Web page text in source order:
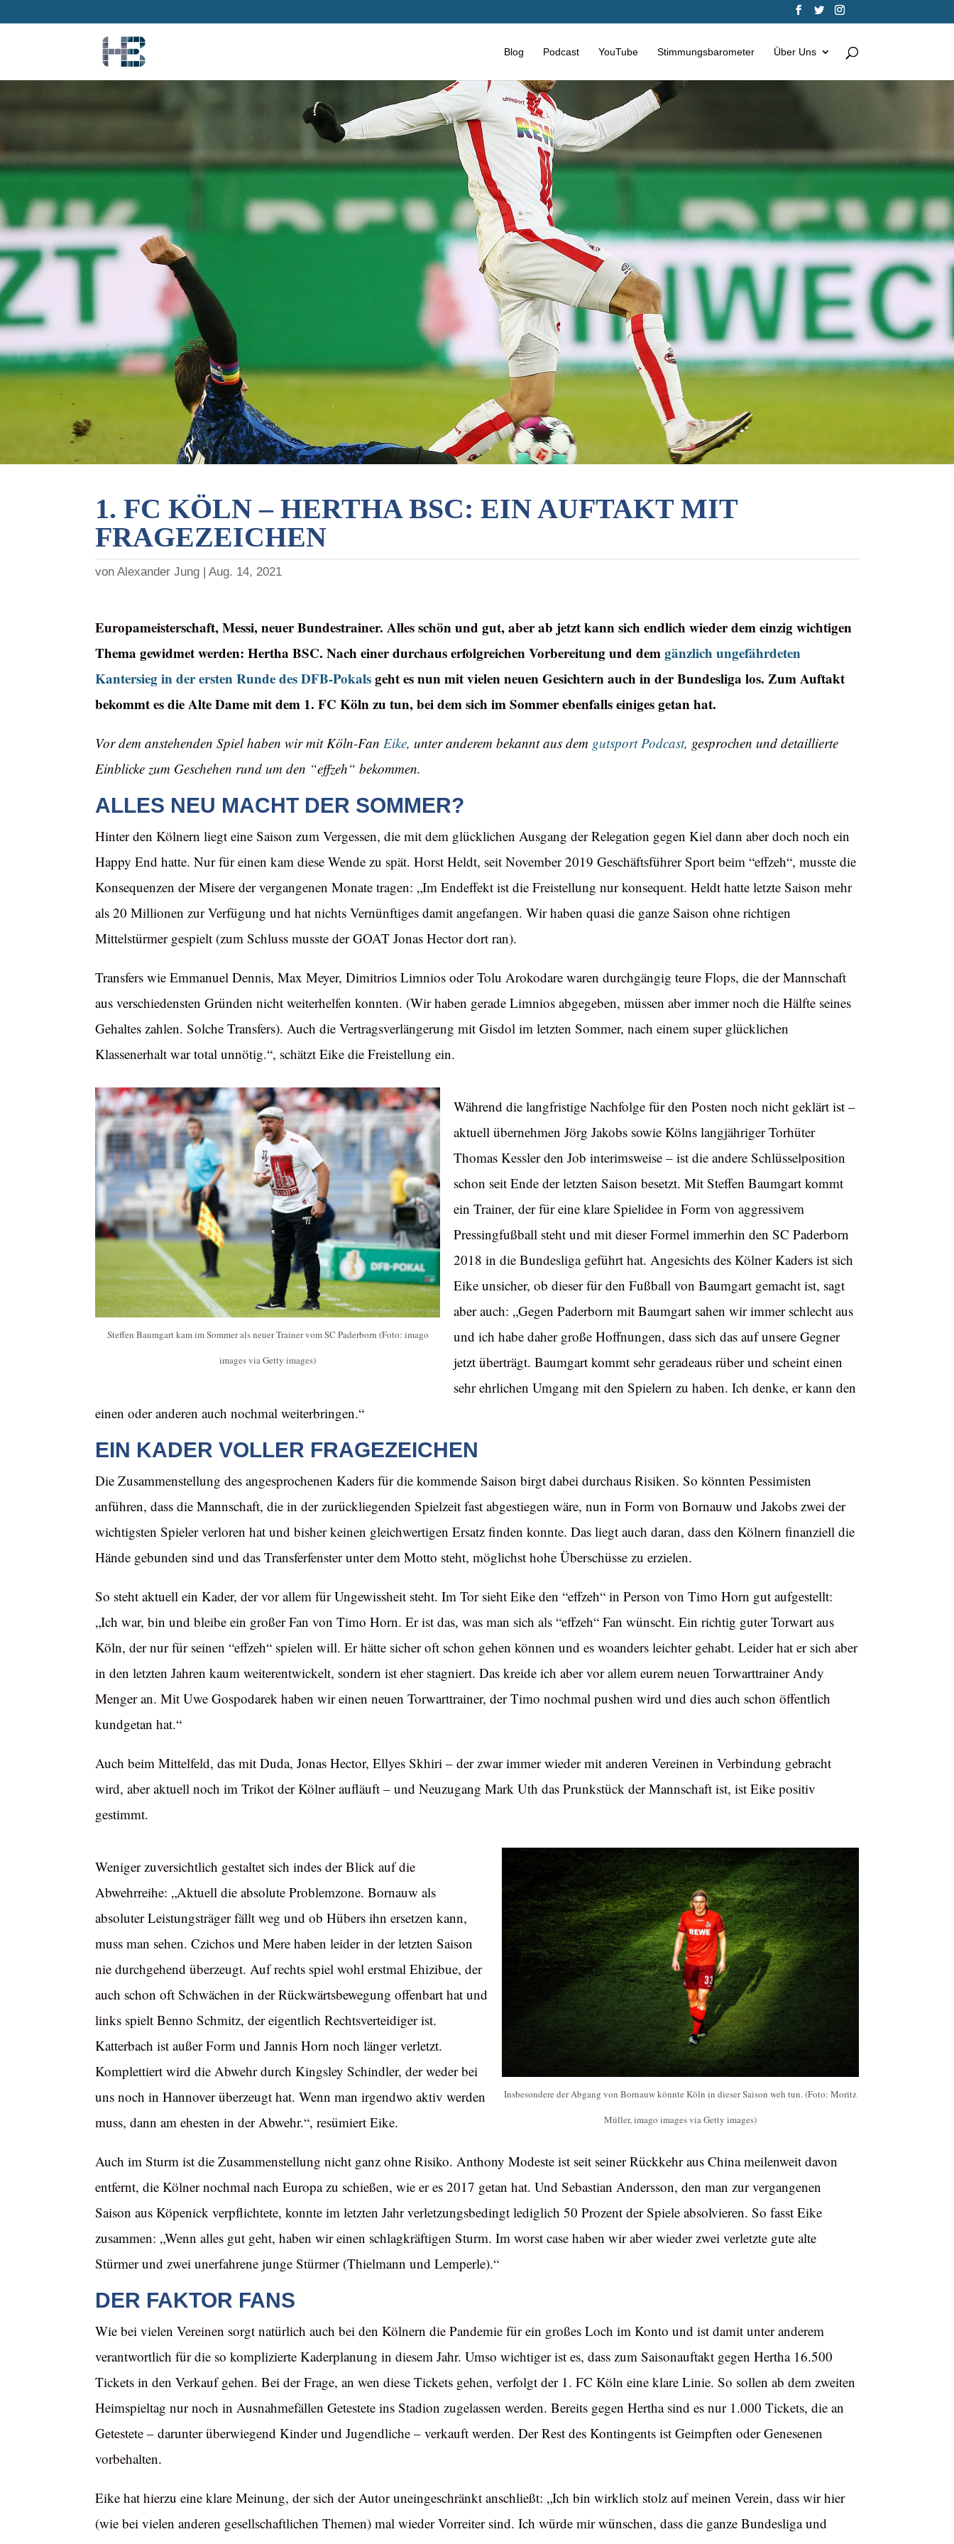
Blog Podcast YouTube Stimmungsbarometer Über Uns
1. FC KÖLN – HERTHA BSC: EIN AUFTAKT MIT
FRAGEZEICHEN
vonAlexander Jung Aug. 14, 2021
Europameisterschaft, Messi, neuer Bundestrainer. Alles schön und gut, aber ab jetzt kann sich endlich wieder dem einzig wichtigen
Thema gewidmet werden: Hertha BSC. Nach einer durchaus erfolgreichen Vorbereitung und demgänzlich ungefährdeten
Kantersieg in der ersten Runde des DFB-Pokalsgeht es nun mit vielen neuen Gesichtern auch in der Bundesliga los. Zum Auftakt
bekommt es die Alte Dame mit dem 1. FC Köln zu tun, bei dem sich im Sommer ebenfalls einiges getan hat.
Vor dem anstehenden Spiel haben wir mit Köln-FanEike, unter anderem bekannt aus dem gutsport Podcast, gesprochen und detaillierte
Einblicke zum Geschehen rund um den “effzeh“ bekommen.
ALLES NEU MACHT DER SOMMER?
Hinter den Kölnern liegt eine Saison zum Vergessen, die mit dem glücklichen Ausgang der Relegation gegen Kiel dann aber doch noch ein
Happy End hatte. Nur für einen kam diese Wende zu spät. Horst Heldt, seit November 2019 Geschäftsführer Sport beim “effzeh“, musste die
Konsequenzen der Misere der vergangenen Monate tragen: „Im Endeffekt ist die Freistellung nur konsequent. Heldt hatte letzte Saison mehr
als 20 Millionen zur Verfügung und hat nichts Vernünftiges damit angefangen. Wir haben quasi die ganze Saison ohne richtigen
Mittelstürmer gespielt (zum Schluss musste der GOAT Jonas Hector dort ran).
Transfers wie Emmanuel Dennis, Max Meyer, Dimitrios Limnios oder Tolu Arokodare waren durchgängig teure Flops, die der Mannschaft
aus verschiedensten Gründen nicht weiterhelfen konnten. (Wir haben gerade Limnios abgegeben, müssen aber immer noch die Hälfte seines
Gehaltes zahlen. Solche Transfers). Auch die Vertragsverlängerung mit Gisdol im letzten Sommer, nach einem super glücklichen
Klassenerhalt war total unnötig.“, schätzt Eike die Freistellung ein.
Steffen Baumgart kam im Sommer als neuer Trainer vom SC Paderborn (Foto: imago
images via Getty images)
Während die langfristige Nachfolge für den Posten noch nicht geklärt ist –
aktuell übernehmen Jörg Jakobs sowie Kölns langjähriger Torhüter
Thomas Kessler den Job interimsweise – ist die andere Schlüsselposition
schon seit Ende der letzten Saison besetzt. Mit Steffen Baumgart kommt
ein Trainer, der für eine klare Spielidee in Form von aggressivem
Pressingfußball steht und mit dieser Formel immerhin den SC Paderborn
2018 in die Bundesliga geführt hat. Angesichts des Kölner Kaders ist sich
Eike unsicher, ob dieser für den Fußball von Baumgart gemacht ist, sagt
aber auch: „Gegen Paderborn mit Baumgart sahen wir immer schlecht aus
und ich habe daher große Hoffnungen, dass sich das auf unsere Gegner
jetzt überträgt. Baumgart kommt sehr geradeaus rüber und scheint einen
sehr ehrlichen Umgang mit den Spielern zu haben. Ich denke, er kann den
einen oder anderen auch nochmal weiterbringen.“
EIN KADER VOLLER FRAGEZEICHEN
Die Zusammenstellung des angesprochenen Kaders für die kommende Saison birgt dabei durchaus Risiken. So könnten Pessimisten
anführen, dass die Mannschaft, die in der zurückliegenden Spielzeit fast abgestiegen wäre, nun in Form von Bornauw und Jakobs zwei der
wichtigsten Spieler verloren hat und bisher keinen gleichwertigen Ersatz finden konnte. Das liegt auch daran, dass den Kölnern finanziell die
Hände gebunden sind und das Transferfenster unter dem Motto steht, möglichst hohe Überschüsse zu erzielen.
So steht aktuell ein Kader, der vor allem für Ungewissheit steht. Im Tor sieht Eike den “effzeh“ in Person von Timo Horn gut aufgestellt:
„Ich war, bin und bleibe ein großer Fan von Timo Horn. Er ist das, was man sich als “effzeh“ Fan wünscht. Ein richtig guter Torwart aus
Köln, der nur für seinen “effzeh“ spielen will. Er hätte sicher oft schon gehen können und es woanders leichter gehabt. Leider hat er sich aber
in den letzten Jahren kaum weiterentwickelt, sondern ist eher stagniert. Das kreide ich aber vor allem eurem neuen Torwarttrainer Andy
Menger an. Mit Uwe Gospodarek haben wir einen neuen Torwarttrainer, der Timo nochmal pushen wird und dies auch schon öffentlich
kundgetan hat.“
Auch beim Mittelfeld, das mit Duda, Jonas Hector, Ellyes Skhiri – der zwar immer wieder mit anderen Vereinen in Verbindung gebracht
wird, aber aktuell noch im Trikot der Kölner aufläuft – und Neuzugang Mark Uth das Prunkstück der Mannschaft ist, ist Eike positiv
gestimmt.
Insbesondere der Abgang von Bornauw könnte Köln in dieser Saison weh tun. (Foto: Moritz
Müller, imago images via Getty images)
Weniger zuversichtlich gestaltet sich indes der Blick auf die
Abwehrreihe: „Aktuell die absolute Problemzone. Bornauw als
absoluter Leistungsträger fällt weg und ob Hübers ihn ersetzen kann,
muss man sehen. Czichos und Mere haben leider in der letzten Saison
nie durchgehend überzeugt. Auf rechts spiel wohl erstmal Ehizibue, der
auch schon oft Schwächen in der Rückwärtsbewegung offenbart hat und
links spielt Benno Schmitz, der eigentlich Rechtsverteidiger ist.
Katterbach ist außer Form und Jannis Horn noch länger verletzt.
Komplettiert wird die Abwehr durch Kingsley Schindler, der weder bei
uns noch in Hannover überzeugt hat. Wenn man irgendwo aktiv werden
muss, dann am ehesten in der Abwehr.“, resümiert Eike.
Auch im Sturm ist die Zusammenstellung nicht ganz ohne Risiko. Anthony Modeste ist seit seiner Rückkehr aus China meilenweit davon
entfernt, die Kölner nochmal nach Europa zu schießen, wie er es 2017 getan hat. Und Sebastian Andersson, den man zur vergangenen
Saison aus Köpenick verpflichtete, konnte im letzten Jahr verletzungsbedingt lediglich 50 Prozent der Spiele absolvieren. So fasst Eike
zusammen: „Wenn alles gut geht, haben wir einen schlagkräftigen Sturm. Im worst case haben wir aber wieder zwei verletzte gute alte
Stürmer und zwei unerfahrene junge Stürmer (Thielmann und Lemperle).“
DER FAKTOR FANS
Wie bei vielen Vereinen sorgt natürlich auch bei den Kölnern die Pandemie für ein großes Loch im Konto und ist damit unter anderem
verantwortlich für die so komplizierte Kaderplanung in diesem Jahr. Umso wichtiger ist es, dass zum Saisonauftakt gegen Hertha 16.500
Tickets in den Verkauf gehen. Bei der Frage, an wen diese Tickets gehen, verfolgt der 1. FC Köln eine klare Linie. So sollen ab dem zweiten
Heimspieltag nur noch in Ausnahmefällen Getestete ins Stadion zugelassen werden. Bereits gegen Hertha sind es nur 1.000 Tickets, die an
Getestete – darunter überwiegend Kinder und Jugendliche – verkauft werden. Der Rest des Kontingents ist Geimpften oder Genesenen
vorbehalten.
Eike hat hierzu eine klare Meinung, der sich der Autor uneingeschränkt anschließt: „Ich bin wirklich stolz auf meinen Verein, dass wir hier
(wie bei vielen anderen gesellschaftlichen Themen) mal wieder Vorreiter sind. Ich würde mir wünschen, dass die ganze Bundesliga und